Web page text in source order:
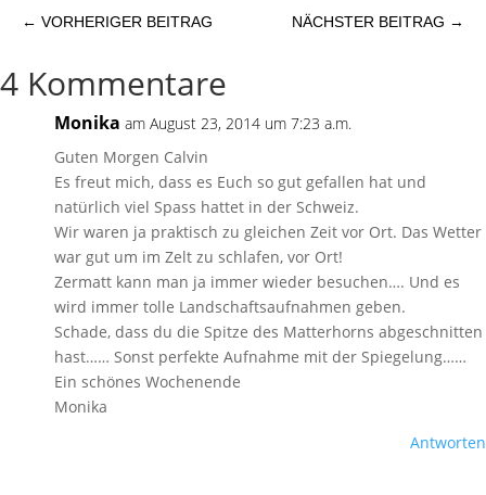
← VORHERIGER BEITRAG NÄCHSTER BEITRAG →
4 Kommentare
Monika am August 23, 2014 um 7:23 a.m.
Guten Morgen Calvin
Es freut mich, dass es Euch so gut gefallen hat und
natürlich viel Spass hattet in der Schweiz.
Wir waren ja praktisch zu gleichen Zeit vor Ort. Das Wetter
war gut um im Zelt zu schlafen, vor Ort!
Zermatt kann man ja immer wieder besuchen…. Und es
wird immer tolle Landschaftsaufnahmen geben.
Schade, dass du die Spitze des Matterhorns abgeschnitten
hast…… Sonst perfekte Aufnahme mit der Spiegelung……
Ein schönes Wochenende
Monika
Antworten